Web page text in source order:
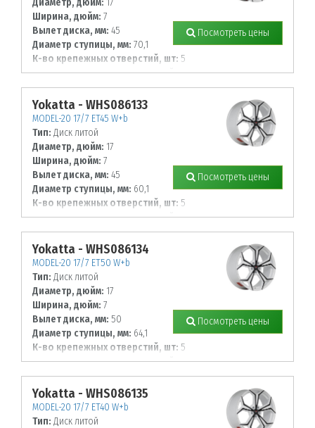
Ширина, дюйм: 7
Вылет диска, мм: 45
Диаметр ступицы, мм: 70,1
К-во крепежных отверстий, шт: 5
Диаметр располож. отверстий, мм:
115
Посмотреть цены
Yokatta - WHS086133
MODEL-20 17/7 ET45 W+b
Тип: Диск литой
Диаметр, дюйм: 17
Ширина, дюйм: 7
Вылет диска, мм: 45
Диаметр ступицы, мм: 60,1
К-во крепежных отверстий, шт: 5
Диаметр располож. отверстий, мм:
114,3
Посмотреть цены
Yokatta - WHS086134
MODEL-20 17/7 ET50 W+b
Тип: Диск литой
Диаметр, дюйм: 17
Ширина, дюйм: 7
Вылет диска, мм: 50
Диаметр ступицы, мм: 64,1
К-во крепежных отверстий, шт: 5
Диаметр располож. отверстий, мм:
114,3
Посмотреть цены
Yokatta - WHS086135
MODEL-20 17/7 ET40 W+b
Тип: Диск литой